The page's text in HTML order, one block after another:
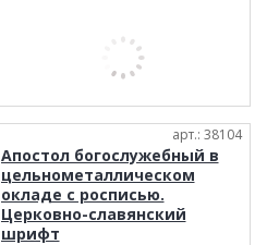
арт.: 38104
Апостол богослужебный в
цельнометаллическом
окладе с росписью.
Церковно-славянский
шрифт